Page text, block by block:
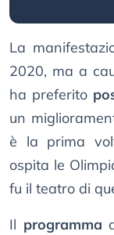
La
2020, ma a
ha preferito
un
è la prima
ospita le
fu il teatro di
Il programma